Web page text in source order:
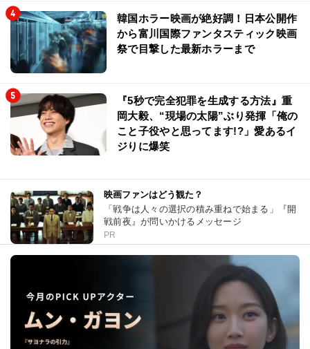
韓国ホラー映画が絶好調！日本公開作
から富川国際ファンタスティック映画
祭で目撃した最新ホラーまで
『5秒で完全犯罪を生成する方法』重
岡大毅、“現場の太陽”ぶり発揮「俺の
こと子役やと思ってます!?」愛あるイ
ジりに爆笑
映画ファンはどう観た？
「戦争は人々の選択の積み重ねで始まる」『開
戦前夜』が問いかけるメッセージ
PR